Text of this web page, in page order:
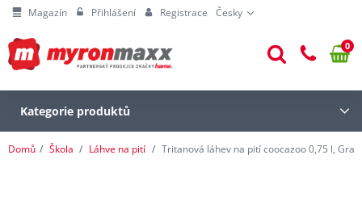
Magazín Přihlášení Registrace Česky
0
Kategorie produktů
Domů Škola Láhve na pití Tritanová láhev na pití coocazoo 0,75 l,